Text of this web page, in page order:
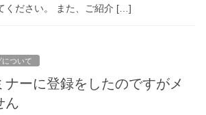
ください。 また、ご紹介 […]
について
ーに登録をしたのですがメ
ん